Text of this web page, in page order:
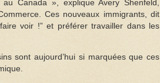
Canada », explique Avery Shenfeld,
Ces nouveaux immigrants, dit
voir !” et préférer travailler dans les
sont aujourd’hui si marquées que ces